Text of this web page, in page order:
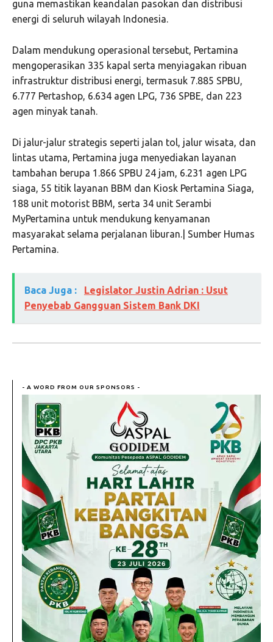
guna memastikan keandalan pasokan dan distribusi
energi di seluruh wilayah Indonesia.
Dalam mendukung operasional tersebut, Pertamina
mengoperasikan 335 kapal serta menyiagakan ribuan
infrastruktur distribusi energi, termasuk 7.885 SPBU,
6.777 Pertashop, 6.634 agen LPG, 736 SPBE, dan 223
agen minyak tanah.
Di jalur-jalur strategis seperti jalan tol, jalur wisata, dan
lintas utama, Pertamina juga menyediakan layanan
tambahan berupa 1.866 SPBU 24 jam, 6.231 agen LPG
siaga, 55 titik layanan BBM dan Kiosk Pertamina Siaga,
188 unit motorist BBM, serta 34 unit Serambi
MyPertamina untuk mendukung kenyamanan
masyarakat selama perjalanan liburan.| Sumber Humas
Pertamina.
Baca Juga :
Legislator Justin Adrian : Usut
Penyebab Gangguan Sistem Bank DKI
- A WORD FROM OUR SPONSORS -